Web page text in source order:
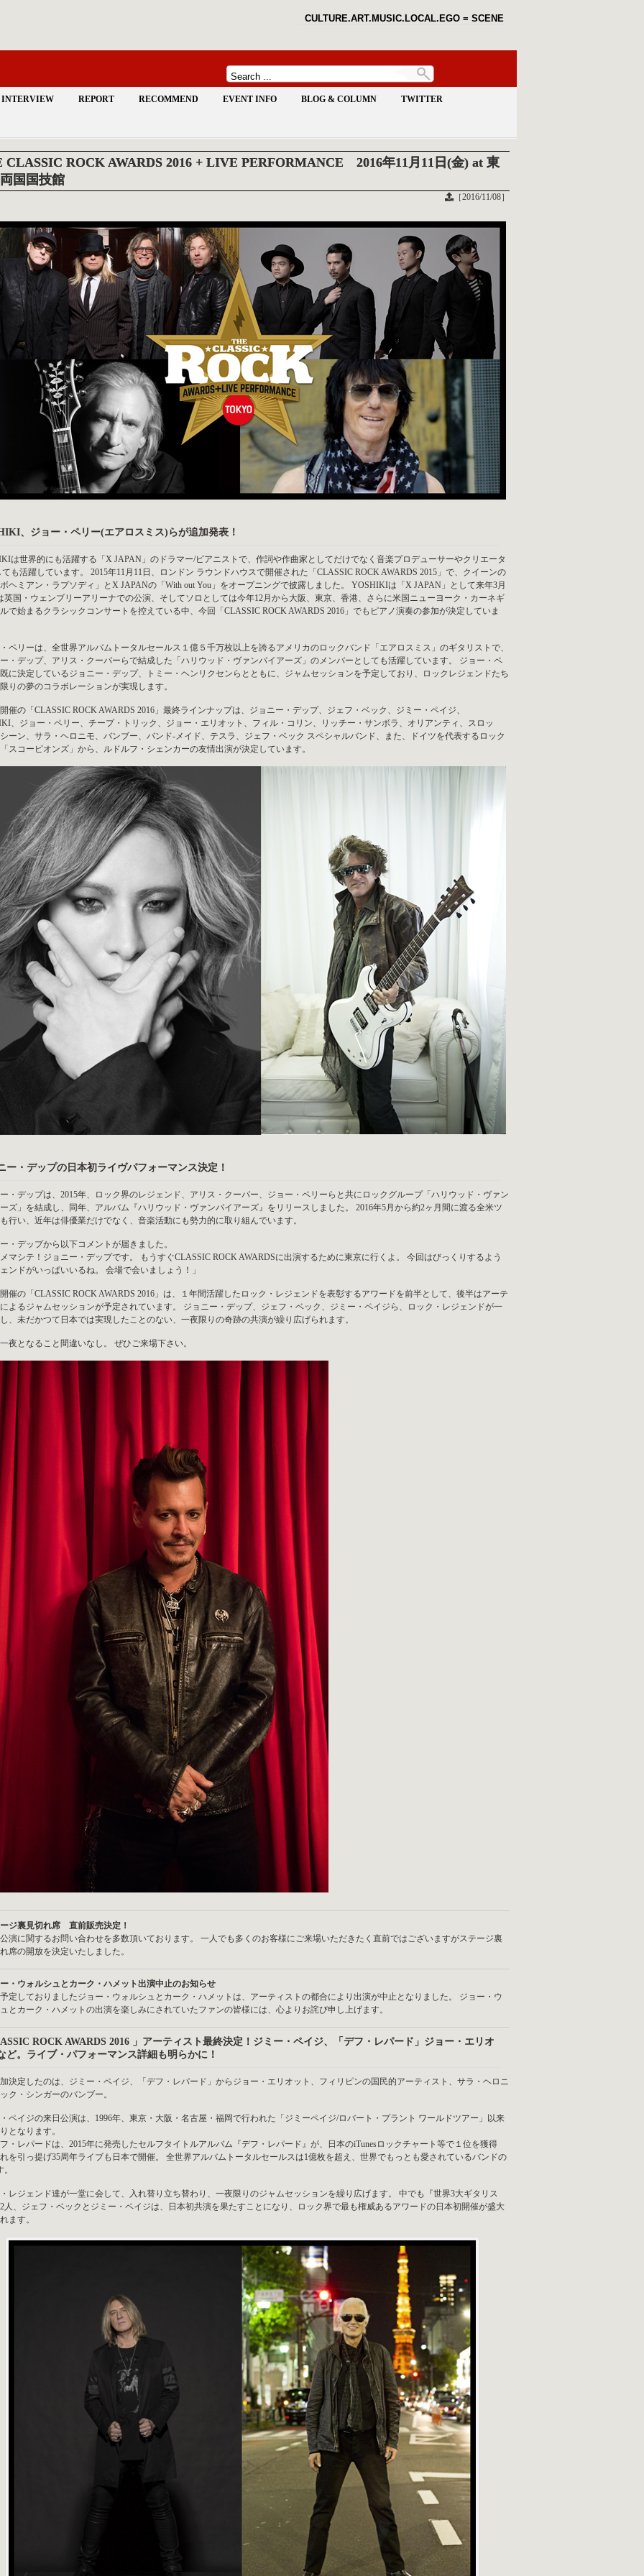
CULTURE.ART.MUSIC.LOCAL.EGO = SCENE
INTERVIEW REPORT RECOMMEND EVENT INFO BLOG & COLUMN TWITTER
CLASSIC ROCK AWARDS 2016 + LIVE PERFORMANCE 2016年11月11日(金) at 東
国国技館
［2016/11/08］
、ジョー・ペリー(エアロスミス)らが追加発表！
は世界的にも活躍する「X JAPAN」のドラマー/ピアニストで、作詞や作曲家としてだけでなく音楽プロデューサーやクリエータ
も活躍しています。 2015年11月11日、ロンドン ラウンドハウスで開催された「CLASSIC ROCK AWARDS 2015」で、クイーンの
ヘミアン・ラプソディ」とX JAPANの「With out You」をオープニングで披露しました。 YOSHIKIは「X JAPAN」として来年3月
英国・ウェンブリーアリーナでの公演、そしてソロとしては今年12月から大阪、東京、香港、さらに米国ニューヨーク・カーネギ
で始まるクラシックコンサートを控えている中、今回「CLASSIC ROCK AWARDS 2016」でもピアノ演奏の参加が決定していま
ペリーは、全世界アルバムトータルセールス１億５千万枚以上を誇るアメリカのロックバンド「エアロスミス」のギタリストで、
・デップ、アリス・クーパーらで結成した「ハリウッド・ヴァンパイアーズ」のメンバーとしても活躍しています。 ジョー・ペ
に決定しているジョニー・デップ、トミー・ヘンリクセンらとともに、ジャムセッションを予定しており、ロックレジェンドたち
りの夢のコラボレーションが実現します。
催の「CLASSIC ROCK AWARDS 2016」最終ラインナップは、ジョニー・デップ、ジェフ・ベック、ジミー・ペイジ、
、ジョー・ペリー、チープ・トリック、ジョー・エリオット、フィル・コリン、リッチー・サンボラ、オリアンティ、スロッ
ーン、サラ・ヘロニモ、バンブー、バンド-メイド、テスラ、ジェフ・ベック スペシャルバンド、また、ドイツを代表するロック
スコーピオンズ」から、ルドルフ・シェンカーの友情出演が決定しています。
ー・デップの日本初ライヴパフォーマンス決定！
・デップは、2015年、ロック界のレジェンド、アリス・クーパー、ジョー・ペリーらと共にロックグループ「ハリウッド・ヴァン
ズ」を結成し、同年、アルバム『ハリウッド・ヴァンパイアーズ』をリリースしました。 2016年5月から約2ヶ月間に渡る全米ツ
行い、近年は俳優業だけでなく、音楽活動にも勢力的に取り組んでいます。
・デップから以下コメントが届きました。
マシテ！ジョニー・デップです。 もうすぐCLASSIC ROCK AWARDSに出演するために東京に行くよ。 今回はびっくりするよう
ンドがいっぱいいるね。 会場で会いましょう！」
催の「CLASSIC ROCK AWARDS 2016」は、１年間活躍したロック・レジェンドを表彰するアワードを前半として、後半はアーテ
よるジャムセッションが予定されています。 ジョニー・デップ、ジェフ・ベック、ジミー・ペイジら、ロック・レジェンドが一
、未だかつて日本では実現したことのない、一夜限りの奇跡の共演が繰り広げられます。
夜となること間違いなし。 ぜひご来場下さい。
ジ裏見切れ席 直前販売決定！
演に関するお問い合わせを多数頂いております。 一人でも多くのお客様にご来場いただきたく直前ではございますがステージ裏
席の開放を決定いたしました。
・ウォルシュとカーク・ハメット出演中止のお知らせ
定しておりましたジョー・ウォルシュとカーク・ハメットは、アーティストの都合により出演が中止となりました。 ジョー・ウ
とカーク・ハメットの出演を楽しみにされていたファンの皆様には、心よりお詫び申し上げます。
ROCK AWARDS 2016 」アーティスト最終決定！ジミー・ペイジ、「デフ・レパード」ジョー・エリオ
ど。ライブ・パフォーマンス詳細も明らかに！
決定したのは、ジミー・ペイジ、「デフ・レパード」からジョー・エリオット、フィリピンの国民的アーティスト、サラ・ヘロニ
ク・シンガーのバンブー。
ペイジの来日公演は、1996年、東京・大阪・名古屋・福岡で行われた「ジミーペイジ/ロバート・プラント ワールドツアー」以来
となります。
・レパードは、2015年に発売したセルフタイトルアルバム『デフ・レパード』が、日本のiTunesロックチャート等で１位を獲得
を引っ提げ35周年ライブも日本で開催。 全世界アルバムトータルセールスは1億枚を超え、世界でもっとも愛されているバンドの
レジェンド達が一堂に会して、入れ替り立ち替わり、一夜限りのジャムセッションを繰り広げます。 中でも『世界3大ギタリス
人、ジェフ・ベックとジミー・ペイジは、日本初共演を果たすことになり、ロック界で最も権威あるアワードの日本初開催が盛大
ます。